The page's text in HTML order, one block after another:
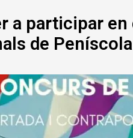
a participar
de